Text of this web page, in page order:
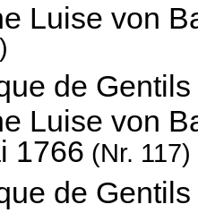
Luise von
de
Luise von
1766 (Nr. 117)
de